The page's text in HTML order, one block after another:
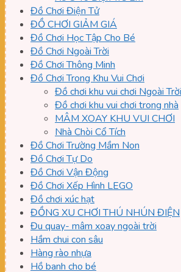
Đồ Chơi Điện Tử
ĐỒ CHƠI GIẢM GIÁ
Đồ Chơi Học Tập Cho Bé
Đồ Chơi Ngoài Trời
Đồ Chơi Thông Minh
Đồ Chơi Trong Khu Vui Chơi
Đồ chơi khu vui chơi Ngoài Trời
Đồ chơi khu vui chơi trong nhà
MÂM XOAY KHU VUI CHƠI
Nhà Chòi Cổ Tích
Đồ Chơi Trường Mầm Non
Đồ Chơi Tự Do
Đồ Chơi Vận Động
Đồ Chơi Xếp Hình LEGO
Đồ chơi xúc hạt
ĐỒNG XU CHƠI THÚ NHÚN ĐIỆN
Đu quay- mâm xoay ngoài trời
Hầm chui con sâu
Hàng rào nhựa
Hồ banh cho bé